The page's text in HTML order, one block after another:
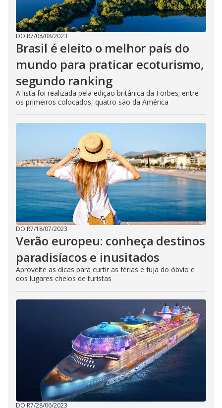
DO R7/08/08/2023
Brasil é eleito o melhor país do
mundo para praticar ecoturismo,
segundo ranking
A lista foi realizada pela edição britânica da Forbes; entre
os primeiros colocados, quatro são da América
DO R7/18/07/2023
Verão europeu: conheça destinos
paradisíacos e inusitados
Aproveite as dicas para curtir as férias e fuja do óbvio e
dos lugares cheios de turistas
DO R7/28/06/2023